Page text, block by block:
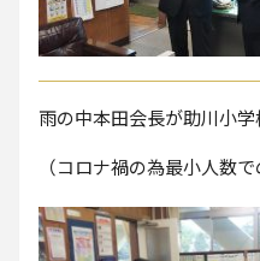
雨の中本田会長が助川小学
（コロナ禍の為最小人数